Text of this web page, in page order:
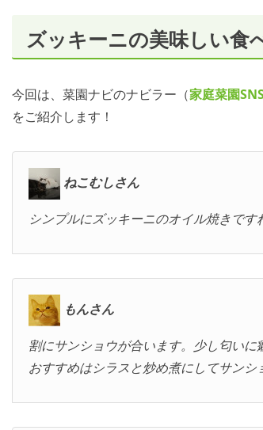
ズッキーニの美味しい食
今回は、菜園ナビのナビラー（家庭菜園
をご紹介します！
ねこむしさん
シンプルにズッキーニのオイル焼きです
もんさん
割にサンショウが合います。少し匂いに
おすすめはシラスと炒め煮にしてサンシ